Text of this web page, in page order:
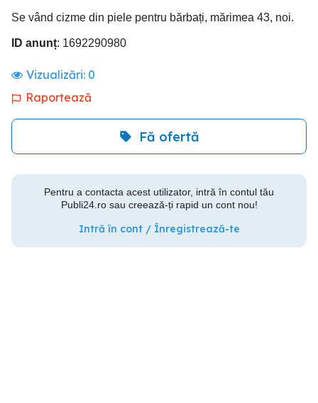
Se vând cizme din piele pentru bărbați, mărimea 43, noi.
ID anunț: 1692290980
Vizualizări: 0
Raportează
Fă ofertă
Pentru a contacta acest utilizator, intră în contul tău
Publi24.ro sau creează-ți rapid un cont nou!
Intră în cont / Înregistrează-te